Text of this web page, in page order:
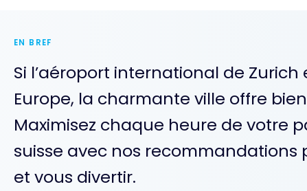
EN BREF
Si l’aéroport international de
Europe, la charmante ville offre
Maximisez chaque heure de votre
suisse avec nos recommandations
et vous divertir.